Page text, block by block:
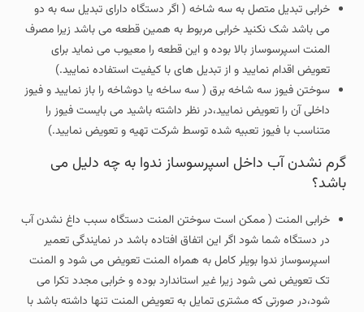
خرابی تبدیل متصل به سه شاخه ( اگر دستگاه دارای تبدیل سه به دو
می باشد شک نکنید خرابی مربوط به همین قطعه می باشد زیرا مصرف
المنت اسپرسوساز بالا بوده و این قطعه را معیوب می نماید برای
تعویض اقدام نمایید و از تبدیل های با کیفیت استفاده نمایید.)
سوختن فیوز سه شاخه برق ( سه ساخه یا دوشاخه را باز نمایید و فیوز
داخلی آن را تعویض نمایید،در نظر داشته باشید می بایست فیوز را
متناسب با فیوز تعبیه شده توسط شرکت تهیه و تعویض نمایید.)
گرم نشدن آب داخل اسپرسوساز ندوا به چه دلیل می
باشد؟
خرابی المنت ( ممکن است سوختن المنت دستگاه سبب داغ نشدن آب
در دستگاه شما شود اگر این اتفاق افتاده باشد در نمایندگی تعمیر
اسپرسوساز ندوا بویلر کامل به همراه المنت تعویض می شود و المنت
تک تعویض نمی شود زیرا غیر استاندارد بوده و خرابی مجدد تکرا می
شود،در صورتی که مشتری تمایل به تعویض المنت تنها داشته باشد با